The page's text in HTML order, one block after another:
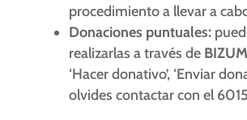
procedimiento a llevar a
Donaciones puntuales:
realizarlas a través de BIZUM
‘Hacer donativo’, ‘Enviar
olvides contactar con el